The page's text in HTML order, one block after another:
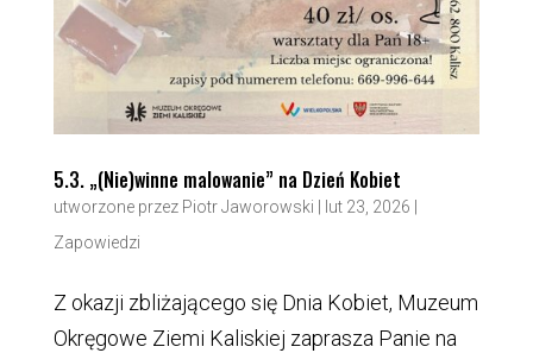
5.3. „(Nie)winne malowanie” na Dzień Kobiet
utworzone przez Piotr Jaworowski lut 23, 2026
Zapowiedzi
Z okazji zbliżającego się Dnia Kobiet, Muzeum
Okręgowe Ziemi Kaliskiej zaprasza Panie na